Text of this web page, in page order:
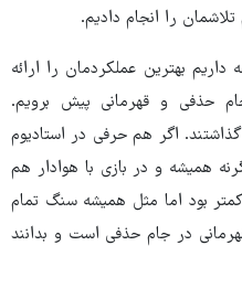
را انجام دادیم.
بهترین عملکردمان را ارائه
حذفی و قهرمانی پیش برویم.
اگر هم حرفی در استادیوم
همیشه و در بازی با هوادار هم
بود اما مثل همیشه سنگ تمام
در جام حذفی است و بدانند